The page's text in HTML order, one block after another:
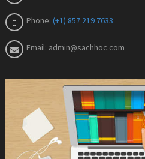
Phone: (+1) 857 219 7633
Email: admin@sachhoc.com